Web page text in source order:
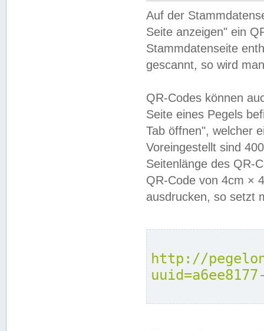
Auf der
Seite anzeigen" ein
Stammdatenseite
gescannt, so wird
QR-Codes können
Seite eines Pegels
Tab öffnen", welcher
Voreingestellt sind
Seitenlänge des QR-
QR-Code von 4cm ×
ausdrucken, so setzt
http://